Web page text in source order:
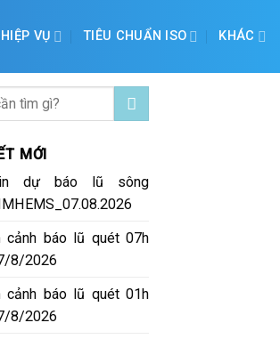
VỤ TIÊU CHUẨN ISO KHÁC
MỚI
dự báo lũ sông
cảnh báo lũ quét 07h
8/2026
cảnh báo lũ quét 01h
8/2026